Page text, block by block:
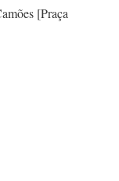
[Praça